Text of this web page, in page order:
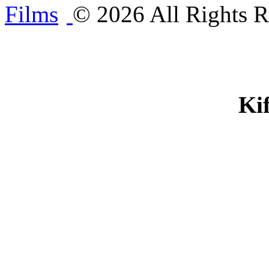
© 2026 All Rights